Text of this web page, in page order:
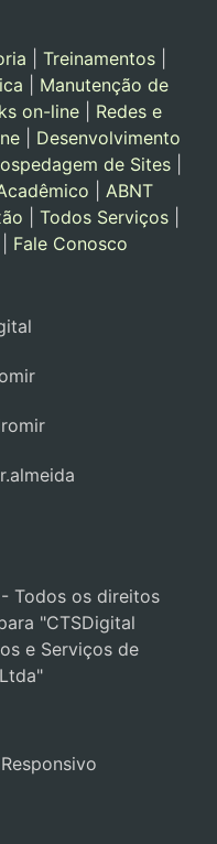
Treinamentos|
Manutenção de
on-line
Redes e
Desenvolvimento
de Sites|
ABNT
Todos Serviços
Fale Conosco
Todos os direitos
"CTSDigital
e Serviços de